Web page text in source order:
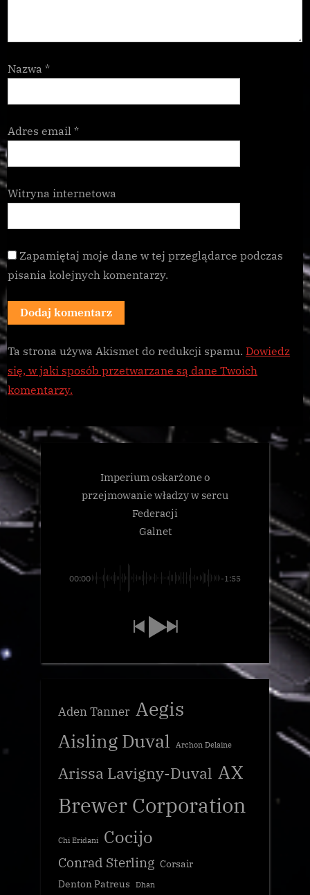
Nazwa *
Adres email *
Witryna internetowa
Zapamiętaj moje dane w tej przeglądarce podczas
pisania kolejnych komentarzy.
Ta strona używa Akismet do redukcji spamu. Dowiedz
się, w jaki sposób przetwarzane są dane Twoich
komentarzy.
Imperium oskarżone o
przejmowanie władzy w sercu
Federacji
Galnet
00:00 -1:55
Aden Tanner Aegis
Aisling Duval Archon Delaine
Arissa Lavigny-Duval AX
Brewer Corporation
Chi Eridani Cocijo
Conrad Sterling Corsair
Denton Patreus
Dhan